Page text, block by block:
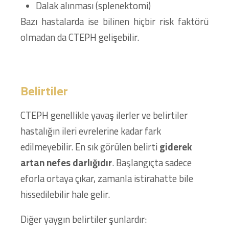
Dalak alınması (splenektomi)
Bazı hastalarda ise bilinen hiçbir risk faktörü
olmadan da CTEPH gelişebilir.
Belirtiler
CTEPH genellikle yavaş ilerler ve belirtiler
hastalığın ileri evrelerine kadar fark
edilmeyebilir. En sık görülen belirtigiderek
artan nefes darlığıdır. Başlangıçta sadece
eforla ortaya çıkar, zamanla istirahatte bile
hissedilebilir hale gelir.
Diğer yaygın belirtiler şunlardır: